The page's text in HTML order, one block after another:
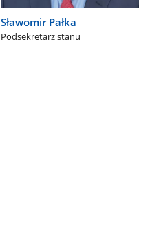
Sławomir Pałka
Podsekretarz stanu